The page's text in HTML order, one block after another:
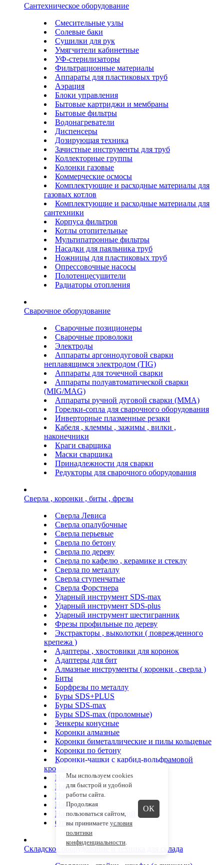
Сантехническое оборудование
Смесительные узлы
Солевые баки
Сушилки для рук
Умягчители кабинетные
УФ-стерилизаторы
Фильтрационные материалы
Аппараты для пластиковых труб
Аэрация
Блоки управления
Бытовые картриджи и мембраны
Бытовые фильтры
Водонагреватели
Диспенсеры
Дозирующая техника
Зачистные инструменты для труб
Коллекторные группы
Колонки газовые
Коммерческие осмосы
Комплектующие и расходные материалы для
газовых котлов
Комплектующие и расходные материалы для
сантехники
Корпуса фильтров
Котлы отопительные
Мультипатронные фильтры
Насадки для паяльника труб
Ножницы для пластиковых труб
Опрессовочные насосы
Полотенцесушители
Радиаторы отопления
Сварочное оборудование
Сварочные позиционеры
Сварочные проволоки
Электроды
Аппараты аргоннодуговой сварки
неплавящимся электродом (TIG)
Аппараты для точечной сварки
Аппараты полуавтоматической сварки
(MIG/MAG)
Аппараты ручной дуговой сварки (ММА)
Горелки-сопла для сварочного оборудования
Инверторные плазменные резаки
Кабеля , клеммы , зажимы , вилки ,
наконечники
Краги сварщика
Маски сварщика
Принадлежности для сварки
Редукторы для сварочного оборудования
Сверла , коронки , биты , фрезы
Сверла Левиса
Сверла опалубочные
Сверла перьевые
Сверла по бетону
Сверла по дереву
Сверла по кафелю , керамике и стеклу
Сверла по металлу
Сверла ступенчатые
Сверла Форстнера
Ударный инструмент SDS-max
Ударный инструмент SDS-plus
Ударный инструмент шестигранник
Фрезы профильные по дереву
Экстракторы , выколотки ( поврежденного
крепежа )
Адаптеры , хвостовики для коронок
Адаптеры для бит
Алмазные инструменты ( коронки , сверла )
Биты
Борфрезы по металлу
Буры SDS+PLUS
Буры SDS-max
Буры SDS-max (проломные)
Зенкеры конусные
Коронки алмазные
Коронки биметаллические и пилы кольцевые
Коронки по бетону
Коронки-чашки с карбид-вольфрамовой
крошкой
Наборы бит
Наборы буров
Наборы сверл
Наборы фрез
Насадки для сверлений
Отбойные пластины
Складское оборудование и техника для склада
Мы используем cookies
для быстрой и удобной
работы сайта.
Продолжая
пользоваться сайтом,
вы принимаете условия
политики
конфиденциальности.
ОК